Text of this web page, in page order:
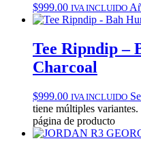
$999.00 IVA INCLUIDO
Tee Ripndip –
Charcoal
$999.00 IVA INCLUIDO
tiene múltiples
página de producto